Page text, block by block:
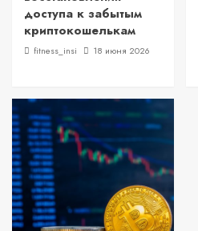
доступа к забытым
криптокошелькам
fitness_insi 18 июня 2026